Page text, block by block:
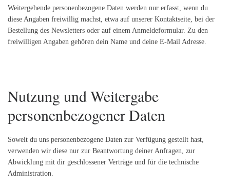
Weitergehende personenbezogene Daten werden nur erfasst, wenn du
diese Angaben freiwillig machst, etwa auf unserer Kontaktseite, bei der
Bestellung des Newsletters oder auf einem Anmeldeformular. Zu den
freiwilligen Angaben gehören dein Name und deine E-Mail Adresse.
Nutzung und Weitergabe
personenbezogener Daten
Soweit du uns personenbezogene Daten zur Verfügung gestellt hast,
verwenden wir diese nur zur Beantwortung deiner Anfragen, zur
Abwicklung mit dir geschlossener Verträge und für die technische
Administration.